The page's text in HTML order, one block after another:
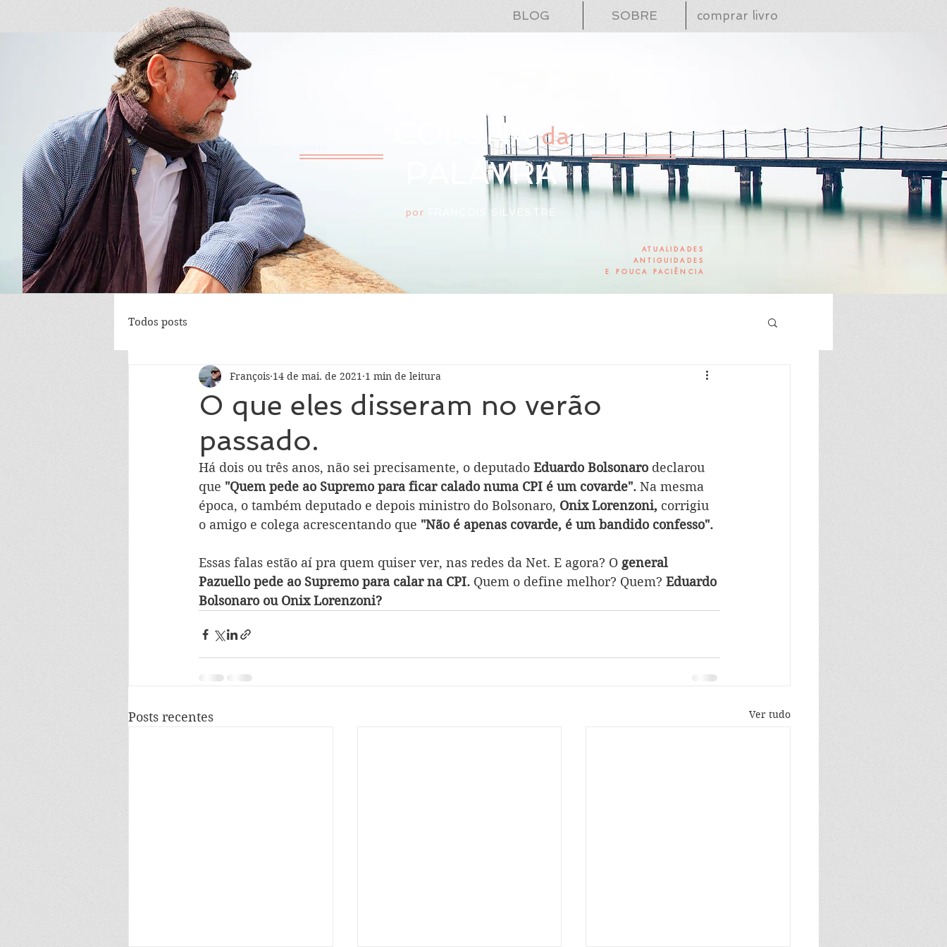
BLOG SOBRE comprar livro
COLUNAda
PALAVRA
por FRANÇOIS SILVESTRE
ATUALIDADES
ANTIGUIDADES
E POUCA PACIÊNCIA
Todos posts
O que eles disseram no verão
passado.
François 14 de mai. de 2021 1 min de leitura
Há dois ou três anos, não sei precisamente, o deputado Eduardo Bolsonaro declarou
que "Quem pede ao Supremo para ficar calado numa CPI é um covarde". Na mesma
época, o também deputado e depois ministro do Bolsonaro, Onix Lorenzoni, corrigiu
o amigo e colega acrescentando que "Não é apenas covarde, é um bandido confesso".
Essas falas estão aí pra quem quiser ver, nas redes da Net. E agora? O general
Pazuello pede ao Supremo para calar na CPI. Quem o define melhor? Quem? Eduardo
Bolsonaro ou Onix Lorenzoni?
Posts recentes Ver tudo